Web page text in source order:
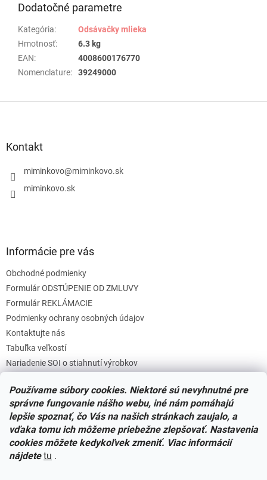
Používame súbory cookies. Niektoré sú nevyhnutné pre
správne fungovanie nášho webu, iné nám pomáhajú
lepšie spoznať, čo Vás na našich stránkach zaujalo, a
vďaka tomu ich môžeme priebežne zlepšovať. Nastavenia
cookies môžete kedykoľvek zmeniť. Viac informácií
nájdete tu .
Dodatočné parametre
Kategória:
Odsávačky mlieka
Hmotnosť:
6.3 kg
EAN:
4008600176770
Nomenclature: 39249000
Kontakt
miminkovo@miminkovo.sk
miminkovo.sk
Informácie pre vás
Obchodné podmienky
Formulár ODSTÚPENIE OD ZMLUVY
Formulár REKLÁMACIE
Podmienky ochrany osobných údajov
Kontaktujte nás
Tabuľka veľkostí
Nariadenie SOI o stiahnutí výrobkov
Zásady súborov COOKIES
Facebook